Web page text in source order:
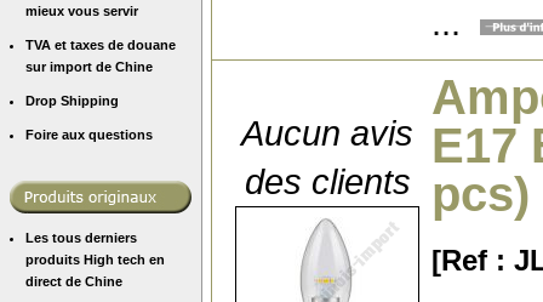
mieux vous servir
TVA et taxes de douane
sur import de Chine
Drop Shipping
Foire aux questions
Les tous derniers
produits High tech en
direct de Chine
...
Aucun avis
des clients
E17
pcs)
[Ref :